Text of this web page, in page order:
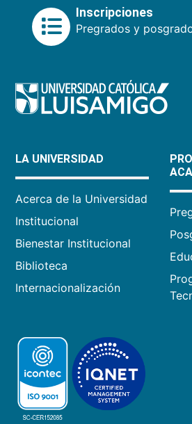
Inscripciones
Pregrados y
LA UNIVERSIDAD
Acerca de la Universidad
Institucional
Bienestar Institucional
Biblioteca
Internacionalización